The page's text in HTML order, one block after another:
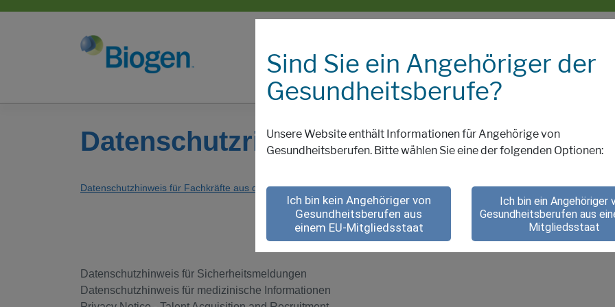
Datenschutzrichtlinien
Datenschutzhinweis für Fachkräfte aus dem Gesundheitswesen
Datenschutzhinweis für Sicherheitsmeldungen
Datenschutzhinweis für medizinische Informationen
Sind Sie ein Angehöriger der
Gesundheitsberufe?
Unsere Website enthält Informationen für Angehörige von
Gesundheitsberufen. Bitte wählen Sie eine der folgenden Optionen:
Ich bin kein Angehöriger von
Gesundheitsberufen aus
einem EU-Mitgliedsstaat
Ich bin ein Angehöriger
Gesundheitsberufen aus
Mitgliedsstaat